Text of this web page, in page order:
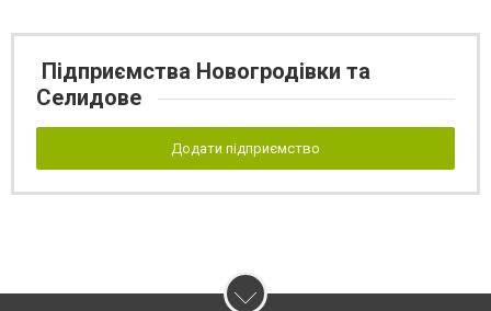
Підприємства Новогродівки та
Селидове
Додати підприємство